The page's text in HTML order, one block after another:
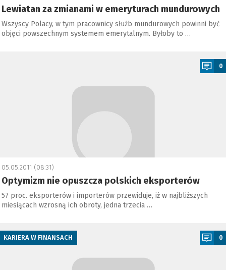
Lewiatan za zmianami w emeryturach mundurowych
Wszyscy Polacy, w tym pracownicy służb mundurowych powinni być
objęci powszechnym systemem emerytalnym. Byłoby to …
0
05.05.2011 (08:31)
Optymizm nie opuszcza polskich eksporterów
57 proc. eksporterów i importerów przewiduje, iż w najbliższych
miesiącach wzrosną ich obroty, jedna trzecia …
KARIERA W FINANSACH 0